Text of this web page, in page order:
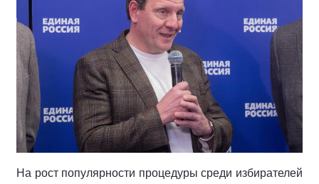
На рост популярности процедуры среди избирателей